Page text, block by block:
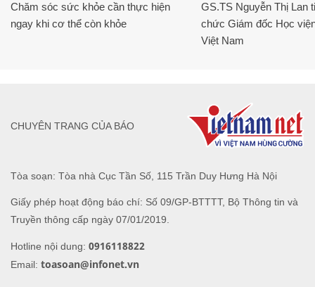
Chăm sóc sức khỏe cần thực hiện
ngay khi cơ thể còn khỏe
GS.TS Nguyễn Thị Lan
chức Giám đốc Học
Việt Nam
Tòa soạn: Tòa nhà Cục Tần Số, 115 Trần Duy Hưng Hà Nội
Giấy phép hoạt động báo chí: Số 09/GP-BTTTT, Bộ Thông tin và
Truyền thông cấp ngày 07/01/2019.
Hotline nội dung: 0916118822
Email: toasoan@infonet.vn
CHUYÊN TRANG CỦA BÁO